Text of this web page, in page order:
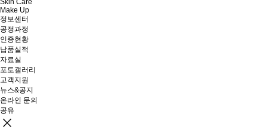
Skin Care
Make Up
정보센터
공정과정
인증현황
납품실적
자료실
포토갤러리
고객지원
뉴스&공지
온라인 문의
공유